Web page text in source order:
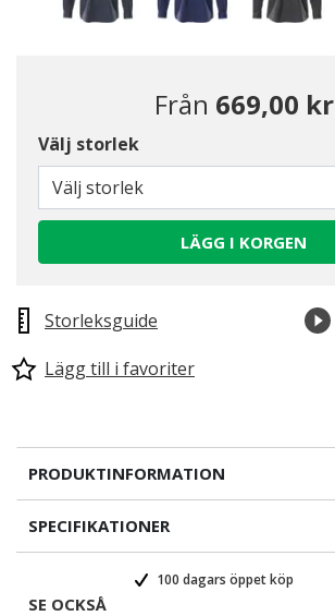
Valda
Från 669,00 kr
Välj storlek
Välj storlek
LÄGG I KORGEN
Storleksguide
Lägg till i favoriter
PRODUKTINFORMATION
SPECIFIKATIONER
100 dagars öppet köp
SE OCKSÅ